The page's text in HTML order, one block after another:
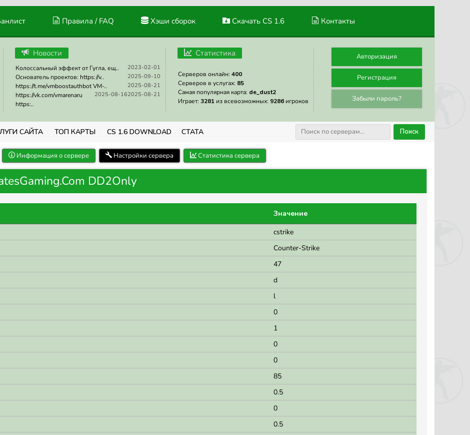
Правила / FAQ Хэши сборок Скачать CS 1.6 Контакты
Новости
2023-02-01
Колоссальный эффект от Гугла, ещ..
2025-09-10
Основатель проектов: https://v..
2025-08-21
https://t.me/vmboostauthbot VM-..
2025-08-21
2025-08-16
https://vk.com/vmarenaru
https:..
Статистика
Серверов онлайн: 400
Серверов в услугах: 85
Самая популярная карта: de_dust2
Играет: 3281 из всевозможных: 9286 игроков
Авторизация
Регистрация
Забыли пароль?
САЙТА ТОП КАРТЫ CS 1.6 DOWNLOAD СТАТА Поиск
Информация о сервере Настройки сервера Статистика сервера
DD2Only
Значение
cstrike
Counter-Strike
47
d
l
0
1
0
0
85
0.5
0
0.5